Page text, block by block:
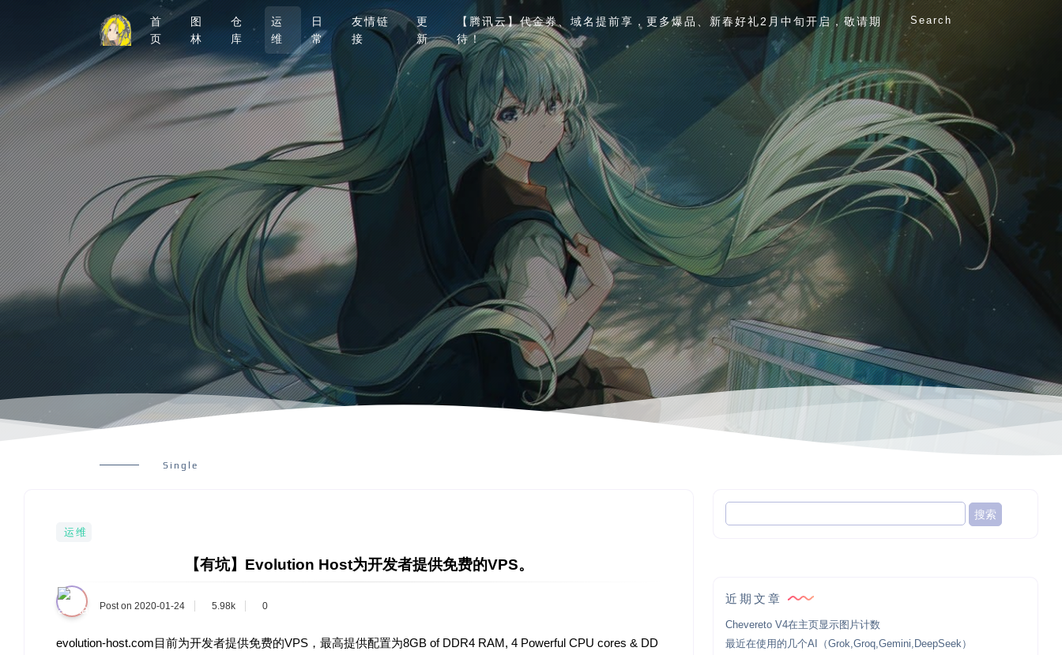
首
页
图
林
仓
库
运
维
日
常
友情链
接
更
新
【腾讯云】代金券、域名提前享，更多爆品、新春好礼2月中旬开启，敬请期
待！
Search
Single
运维
【有坑】Evolution Host为开发者提供免费的VPS。
Post on 2020-01-24 5.98k 0
evolution-host.com目前为开发者提供免费的VPS，最高提供配置为8GB of DDR4 RAM, 4 Powerful CPU cores & DD
近期文章
Chevereto V4在主页显示图片计数
最近在使用的几个AI（Grok,Groq,Gemini,DeepSeek）